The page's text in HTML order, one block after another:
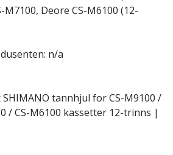
M7100, Deore CS-M6100 (12-
n/a
tannhjul for CS-M9100 /
/ CS-M6100 kassetter 12-trinns |